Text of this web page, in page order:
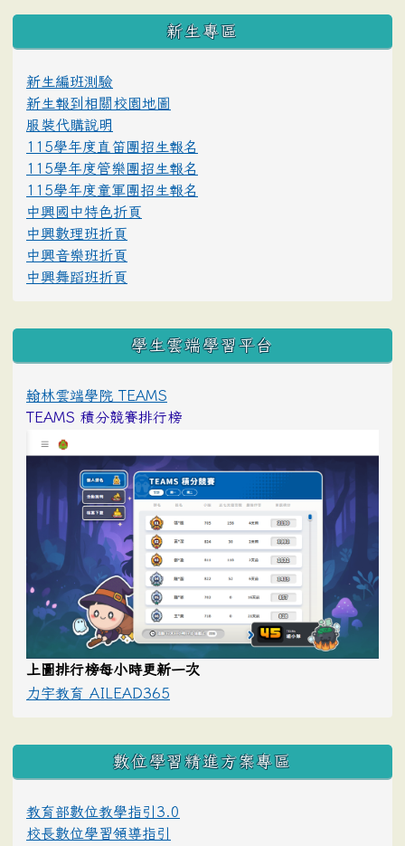
:::
新生專區
新生編班測驗
新生報到相關校園地圖
服裝代購說明
115學年度直笛團招生報名
115學年度管樂團招生報名
115學年度童軍團招生報名
中興國中特色折頁
中興數理班折頁
中興音樂班折頁
中興舞蹈班折頁
學生雲端學習平台
翰林雲端學院 TEAMS
TEAMS 積分競賽排行榜
上圖排行榜每小時更新一次
力宇教育 AILEAD365
數位學習精進方案專區
教育部數位教學指引3.0
校長數位學習領導指引